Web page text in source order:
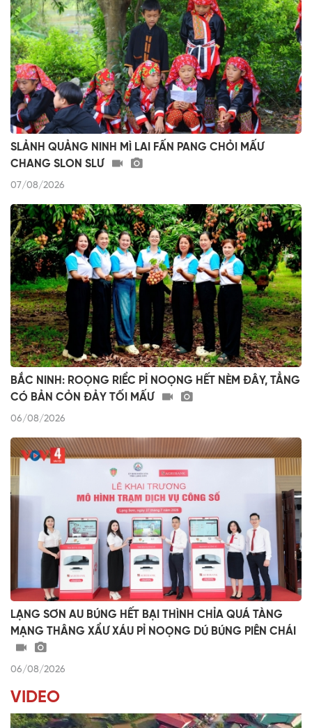
SLẢNH QUẢNG NINH MÌ LAI FẤN PANG CHỎI MẤƯ
CHANG SLON SLƯ
07/08/2026
BẮC NINH: ROỌNG RIỂC PỈ NOỌNG HẾT NÈM ĐÂY, TẲNG
CÓ BẢN CỎN ĐẢY TỐI MẤƯ
06/08/2026
LẠNG SƠN AU BÚNG HẾT BẠI THÌNH CHỈA QUÁ TÀNG
MẠNG THÂNG XẨƯ XÁU PỈ NOỌNG DÚ BÚNG PIÊN CHÁI
06/08/2026
VIDEO